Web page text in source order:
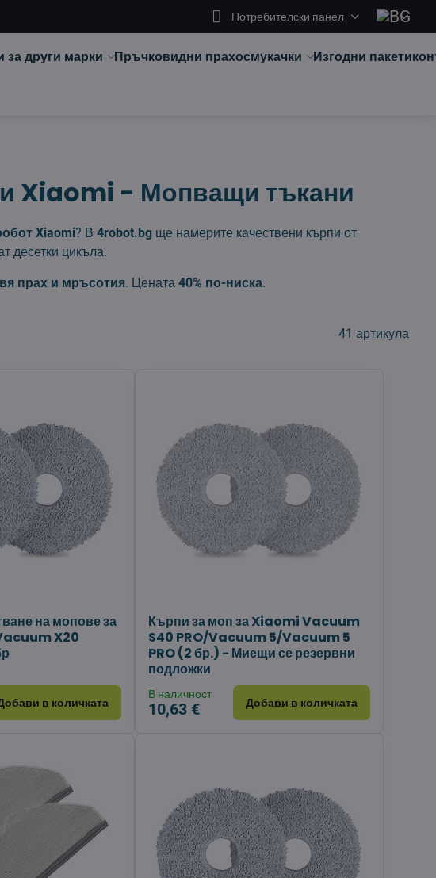
Потребителски панел
за други марки Пръчковидни прахосмукачки Изгодни пакети
Xiaomi - Мопващи тъкани
Xiaomi? В4robot.bg ще намерите качествени кърпи от
десетки цикъла.
прах и мръсотия. Цената40% по-ниска.
41 артикула
на мопове за
X20
в количката
Кърпи за моп за Xiaomi Vacuum
S40 PRO/Vacuum 5/Vacuum 5
PRO (2 бр.) - Миещи се резервни
подложки
В наличност
10,63 € Добави в количката